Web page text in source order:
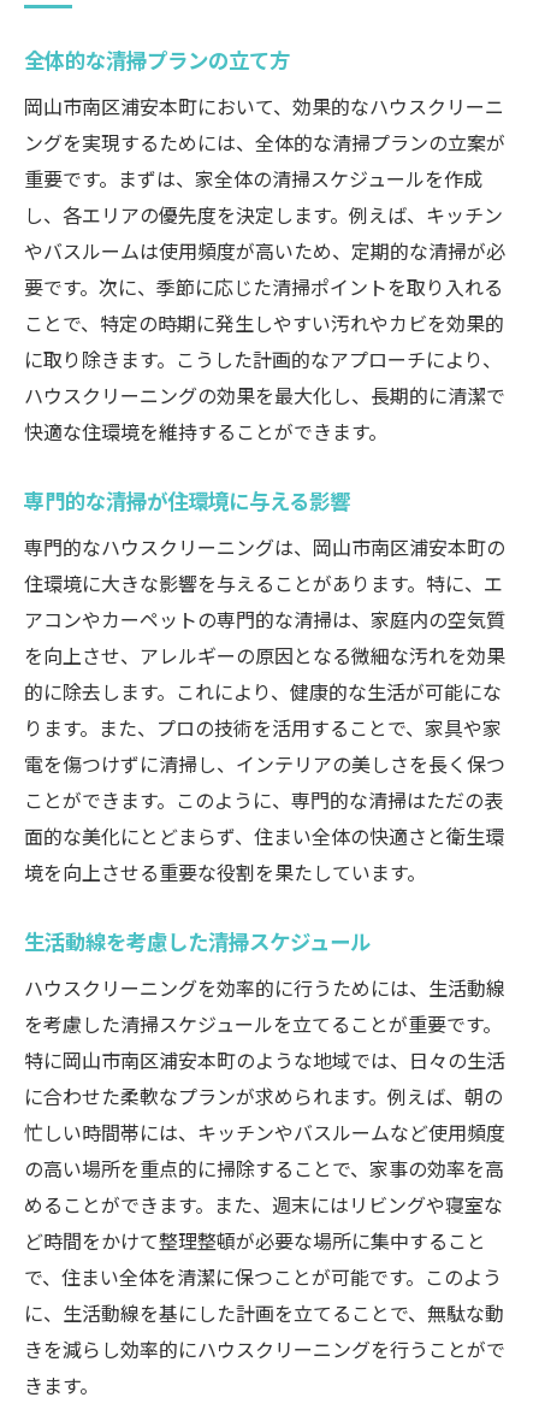
全体的な清掃プランの立て方
岡山市南区浦安本町において、効果的なハウスクリーニ
ングを実現するためには、全体的な清掃プランの立案が
重要です。まずは、家全体の清掃スケジュールを作成
し、各エリアの優先度を決定します。例えば、キッチン
やバスルームは使用頻度が高いため、定期的な清掃が必
要です。次に、季節に応じた清掃ポイントを取り入れる
ことで、特定の時期に発生しやすい汚れやカビを効果的
に取り除きます。こうした計画的なアプローチにより、
ハウスクリーニングの効果を最大化し、長期的に清潔で
快適な住環境を維持することができます。
専門的な清掃が住環境に与える影響
専門的なハウスクリーニングは、岡山市南区浦安本町の
住環境に大きな影響を与えることがあります。特に、エ
アコンやカーペットの専門的な清掃は、家庭内の空気質
を向上させ、アレルギーの原因となる微細な汚れを効果
的に除去します。これにより、健康的な生活が可能にな
ります。また、プロの技術を活用することで、家具や家
電を傷つけずに清掃し、インテリアの美しさを長く保つ
ことができます。このように、専門的な清掃はただの表
面的な美化にとどまらず、住まい全体の快適さと衛生環
境を向上させる重要な役割を果たしています。
生活動線を考慮した清掃スケジュール
ハウスクリーニングを効率的に行うためには、生活動線
を考慮した清掃スケジュールを立てることが重要です。
特に岡山市南区浦安本町のような地域では、日々の生活
に合わせた柔軟なプランが求められます。例えば、朝の
忙しい時間帯には、キッチンやバスルームなど使用頻度
の高い場所を重点的に掃除することで、家事の効率を高
めることができます。また、週末にはリビングや寝室な
ど時間をかけて整理整頓が必要な場所に集中すること
で、住まい全体を清潔に保つことが可能です。このよう
に、生活動線を基にした計画を立てることで、無駄な動
きを減らし効率的にハウスクリーニングを行うことがで
きます。